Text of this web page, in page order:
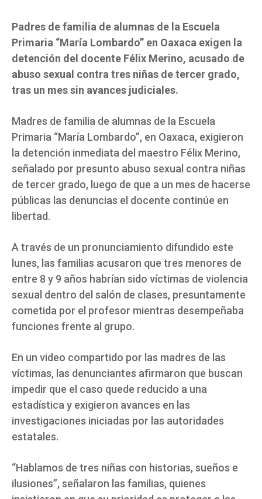
Padres de familia de alumnas de la Escuela
Primaria “María Lombardo” en Oaxaca exigen la
detención del docente Félix Merino, acusado de
abuso sexual contra tres niñas de tercer grado,
tras un mes sin avances judiciales.
Madres de familia de alumnas de la Escuela
Primaria “María Lombardo”, en Oaxaca, exigieron
la detención inmediata del maestro Félix Merino,
señalado por presunto abuso sexual contra niñas
de tercer grado, luego de que a un mes de hacerse
públicas las denuncias el docente continúe en
libertad.
A través de un pronunciamiento difundido este
lunes, las familias acusaron que tres menores de
entre 8 y 9 años habrían sido víctimas de violencia
sexual dentro del salón de clases, presuntamente
cometida por el profesor mientras desempeñaba
funciones frente al grupo.
En un video compartido por las madres de las
víctimas, las denunciantes afirmaron que buscan
impedir que el caso quede reducido a una
estadística y exigieron avances en las
investigaciones iniciadas por las autoridades
estatales.
“Hablamos de tres niñas con historias, sueños e
ilusiones”, señalaron las familias, quienes